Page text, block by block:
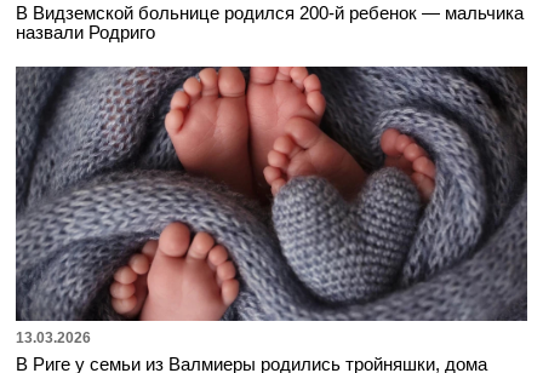
В Видземской больнице родился 200-й ребенок — мальчика
назвали Родриго
13.03.2026
В Риге у семьи из Валмиеры родились тройняшки, дома